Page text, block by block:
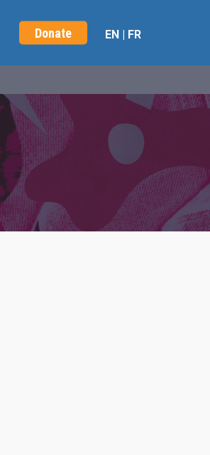
Donate EN | FR